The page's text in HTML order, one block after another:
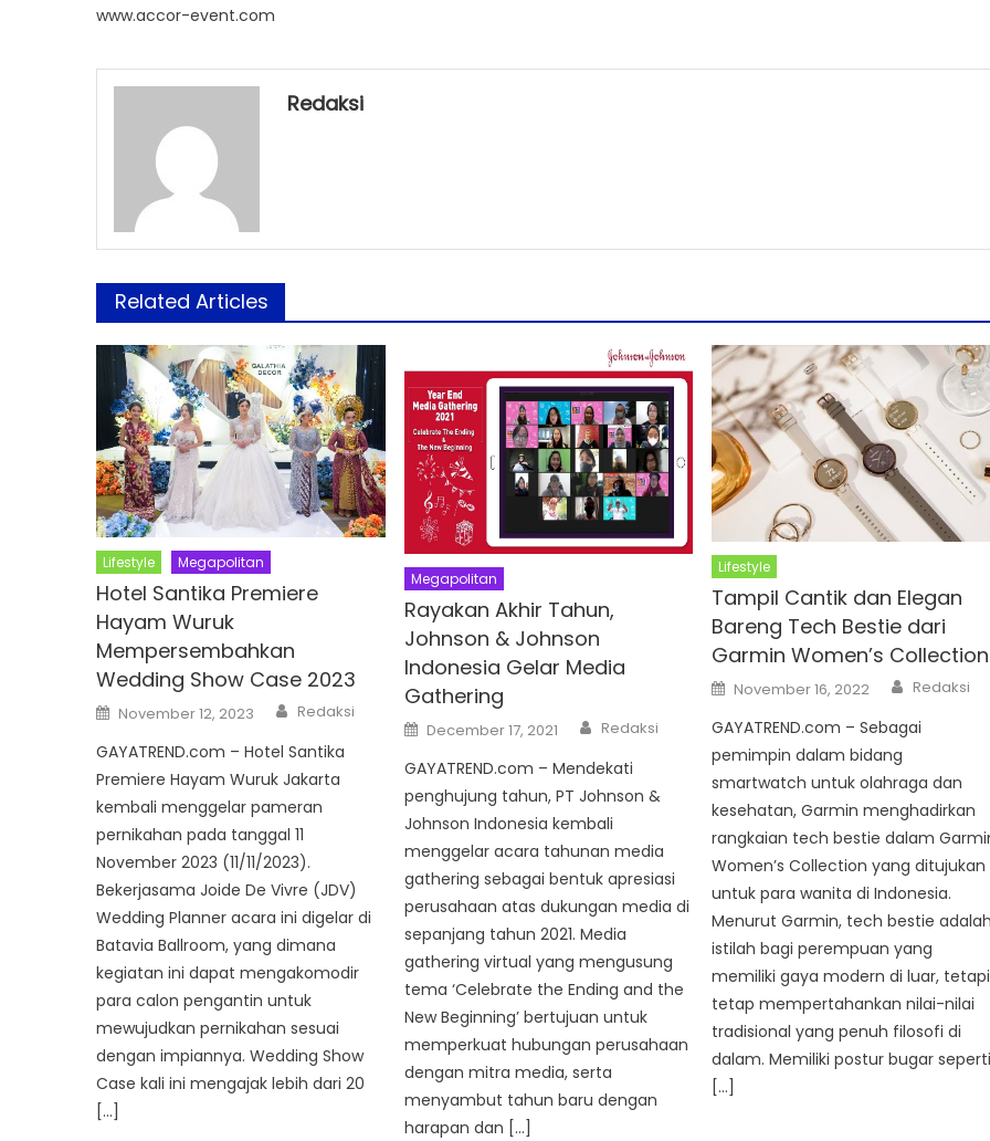
www.accor-event.com
Redaksi
Related Articles
Lifestyle Megapolitan
Hotel Santika Premiere
Hayam Wuruk
Mempersembahkan
Wedding Show Case 2023
Posted
on
November 12, 2023 Author
Redaksi
GAYATREND.com – Hotel Santika
Premiere Hayam Wuruk Jakarta
kembali menggelar pameran
pernikahan pada tanggal 11
November 2023 (11/11/2023).
Bekerjasama Joide De Vivre (JDV)
Wedding Planner acara ini digelar di
Batavia Ballroom, yang dimana
kegiatan ini dapat mengakomodir
para calon pengantin untuk
mewujudkan pernikahan sesuai
dengan impiannya. Wedding Show
Case kali ini mengajak lebih dari 20
[…]
Megapolitan
Rayakan Akhir Tahun,
Johnson & Johnson
Indonesia Gelar Media
Gathering
Posted
on
December 17, 2021 Author
Redaksi
GAYATREND.com – Mendekati
penghujung tahun, PT Johnson &
Johnson Indonesia kembali
menggelar acara tahunan media
gathering sebagai bentuk apresiasi
perusahaan atas dukungan media di
sepanjang tahun 2021. Media
gathering virtual yang mengusung
tema ‘Celebrate the Ending and the
New Beginning’ bertujuan untuk
memperkuat hubungan perusahaan
dengan mitra media, serta
menyambut tahun baru dengan
harapan dan […]
Lifestyle
Tampil Cantik dan Elegan
Bareng Tech Bestie dari
Garmin Women’s Collection
Posted
on
November 16, 2022 Author
Redaksi
GAYATREND.com – Sebagai
pemimpin dalam bidang
smartwatch untuk olahraga dan
kesehatan, Garmin menghadirkan
rangkaian tech bestie dalam
Women’s Collection yang ditujukan
untuk para wanita di Indonesia.
Menurut Garmin, tech bestie adalah
istilah bagi perempuan yang
memiliki gaya modern di luar, tetapi
tetap mempertahankan nilai-nilai
tradisional yang penuh filosofi di
dalam. Memiliki postur bugar seperti
[…]